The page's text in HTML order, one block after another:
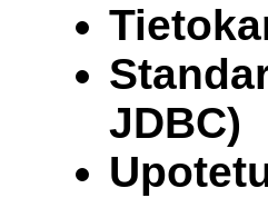
JDBC)